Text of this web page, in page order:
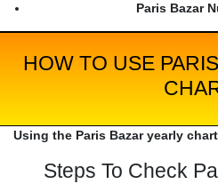
Paris Bazar
HOW TO USE
Using the Paris Bazar yearly
Steps To Check